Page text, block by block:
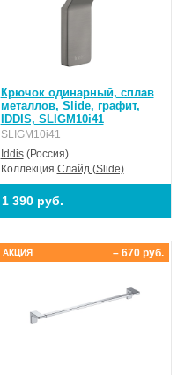
Крючок одинарный, сплав
металлов, Slide, графит,
IDDIS, SLIGM10i41
SLIGM10i41
Iddis(Россия)
Коллекция Слайд (Slide)
1 390 руб.
– 670 руб.
АКЦИЯ